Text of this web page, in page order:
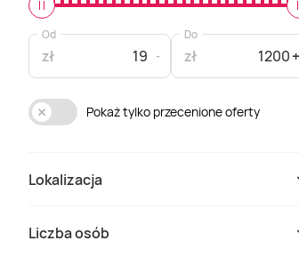
Od
zł
Do
zł
Pokaż tylko przecenione oferty
Lokalizacja
Liczba osób